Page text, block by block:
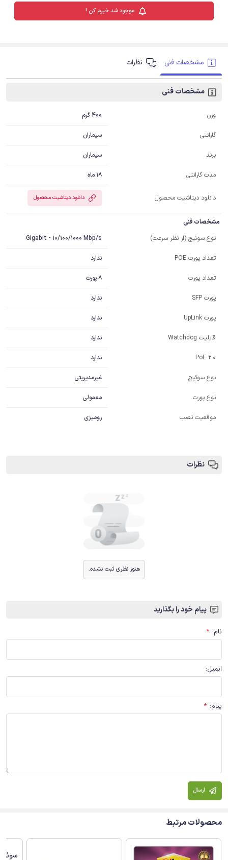
موجود شد خبرم کن !
مشخصات فنی نظرات
مشخصات فنی
وزن 400 گرم
گارانتی سیماران
برند سیماران
مدت گارانتی 18 ماه
دانلود دیتاشیت محصول دانلود دیتاشیت محصول
مشخصات فنی
نوع سوئیچ (از نظر سرعت)
Gigabit - 10/100/1000 Mbp/s
تعداد پورت POE ندارد
تعداد پورت 8 پورت
پورت SFP ندارد
پورت UpLink ندارد
قابلیت Watchdog ندارد
PoE 2.0 ندارد
نوع سوئیچ غیرمدیریتی
نوع پورت معمولی
موقعیت نصب رومیزی
نظرات
هنوز نظری ثبت نشده.
پیام خود را بگذارید
نام:
*
ایمیل:
پیام:
*
ارسال
محصولات مرتبط